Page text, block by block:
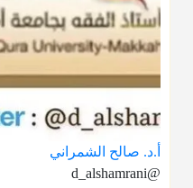
أ.د. صالح الشمراني
@d_alshamrani